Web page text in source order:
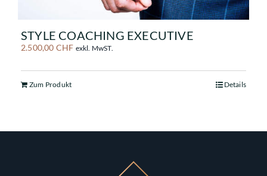
STYLE COACHING EXECUTIVE
2.500,00 CHF exkl. MwST.
Zum Produkt Details